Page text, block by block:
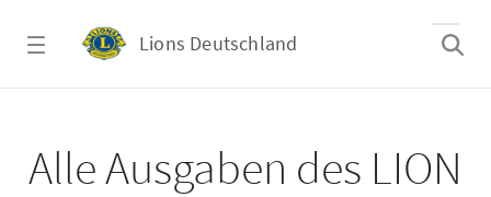
Lions Deutschland
Alle Ausgaben des LION